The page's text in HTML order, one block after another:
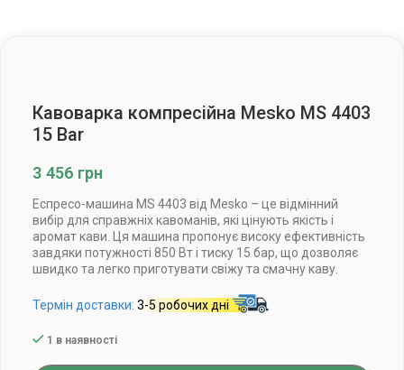
Кавоварка компресійна Mesko MS 4403
15 Bar
3 456 грн
Еспресо-машина MS 4403 від Mesko – це відмінний
вибір для справжніх кавоманів, які цінують якість і
аромат кави. Ця машина пропонує високу ефективність
завдяки потужності 850 Вт і тиску 15 бар, що дозволяє
швидко та легко приготувати свіжу та смачну каву.
Термін доставки: 3-5 робочих дні
1 в наявності